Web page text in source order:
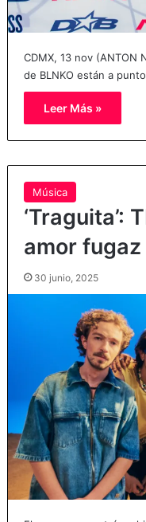
CDMX, 13 nov (ANTON
de BLNKO están a
Leer Más »
Música
‘Traguita’:
amor
30 junio, 2025